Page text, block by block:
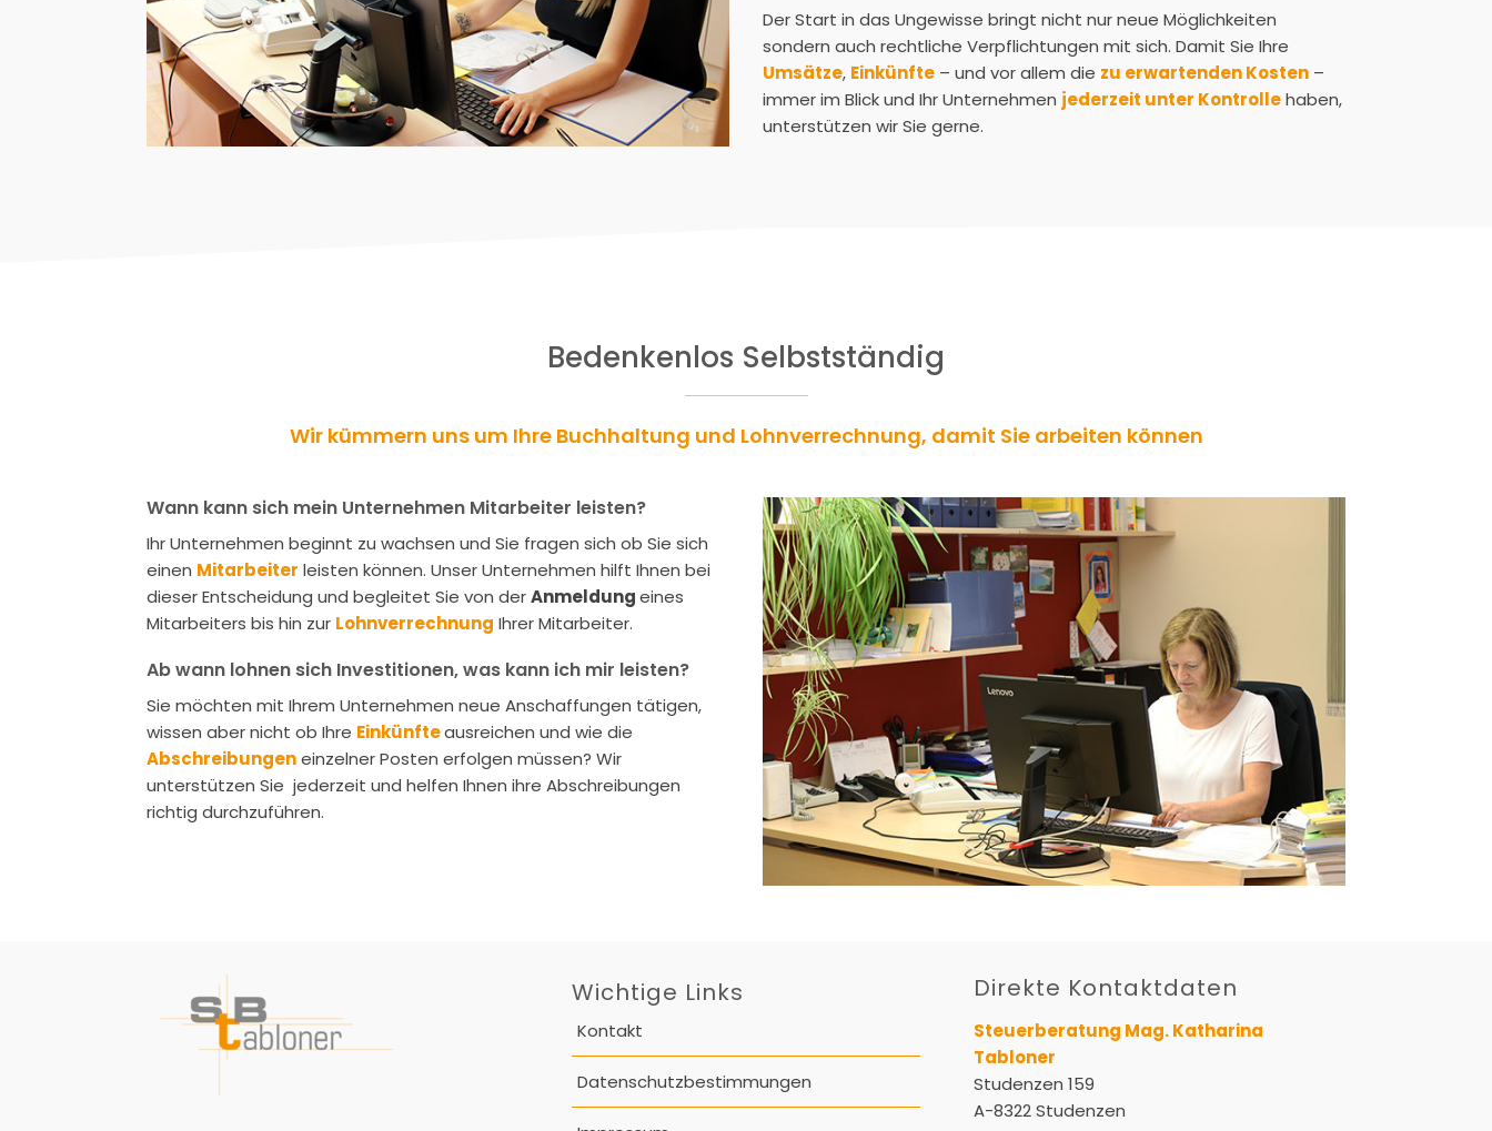
Der Start in das Ungewisse bringt nicht nur neue Möglichkeiten
sondern auch rechtliche Verpflichtungen mit sich. Damit Sie Ihre
Umsätze, Einkünfte – und vor allem die zu erwartenden Kosten –
immer im Blick und Ihr Unternehmen jederzeit unter Kontrollehaben,
unterstützen wir Sie gerne.
Bedenkenlos Selbstständig
Wir kümmern uns um Ihre Buchhaltung und Lohnverrechnung, damit Sie arbeiten können
Wann kann sich mein Unternehmen Mitarbeiter leisten?
Ihr Unternehmen beginnt zu wachsen und Sie fragen sich ob Sie sich
einen Mitarbeiter leisten können. Unser Unternehmen hilft Ihnen bei
dieser Entscheidung und begleitet Sie von derAnmeldungeines
Mitarbeiters bis hin zur Lohnverrechnung Ihrer Mitarbeiter.
Ab wann lohnen sich Investitionen, was kann ich mir leisten?
Sie möchten mit Ihrem Unternehmen neue Anschaffungen tätigen,
wissen aber nicht ob Ihre Einkünfteausreichen und wie die
Abschreibungeneinzelner Posten erfolgen müssen? Wir
unterstützen Sie jederzeit und helfen Ihnen ihre Abschreibungen
richtig durchzuführen.
Wichtige Links
Kontakt
Datenschutzbestimmungen
Direkte Kontaktdaten
Steuerberatung Mag. Katharina
Tabloner
Studenzen 159
A-8322 Studenzen